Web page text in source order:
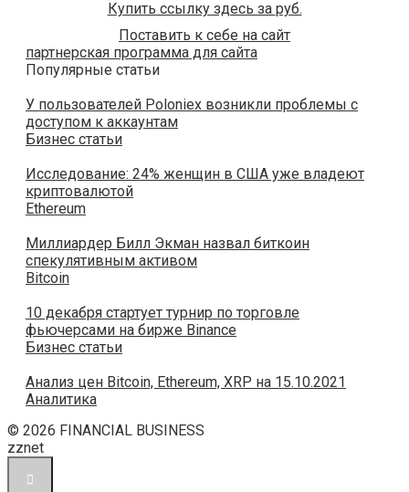
Купить ссылку здесь за руб.
Поставить к себе на сайт
партнерская программа для сайта
Популярные статьи
У пользователей Poloniex возникли проблемы с
доступом к аккаунтам
Бизнес статьи
Исследование: 24% женщин в США уже владеют
криптовалютой
Ethereum
Миллиардер Билл Экман назвал биткоин
спекулятивным активом
Bitcoin
10 декабря стартует турнир по торговле
фьючерсами на бирже Binance
Бизнес статьи
Анализ цен Bitcoin, Ethereum, XRP на 15.10.2021
Аналитика
© 2026 FINANCIAL BUSINESS
zznet